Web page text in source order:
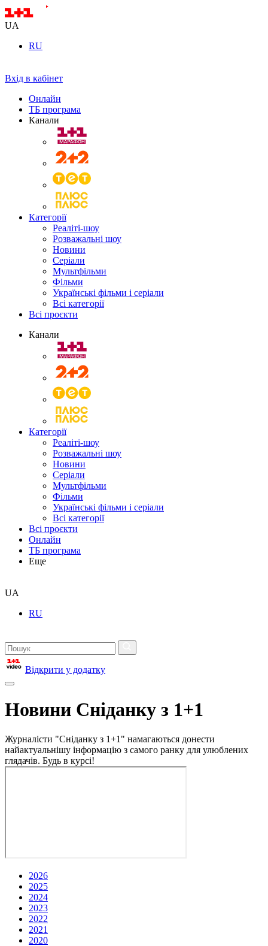
UA
RU
Вхід в кабінет
Онлайн
ТБ програма
Канали
Категорії
Реаліті-шоу
Розважальні шоу
Новини
Серіали
Мультфільми
Фільми
Українські фільми і серіали
Всі категорії
Всі проєкти
Канали
Категорії
Реаліті-шоу
Розважальні шоу
Новини
Серіали
Мультфільми
Фільми
Українські фільми і серіали
Всі категорії
Всі проєкти
Онлайн
ТБ програма
Еще
UA
RU
Відкрити у додатку
Новини Сніданку з 1+1
Журналісти "Сніданку з 1+1" намагаються донести
найактуальнішу інформацію з самого ранку для улюблених
глядачів. Будь в курсі!
2026
2025
2024
2023
2022
2021
2020